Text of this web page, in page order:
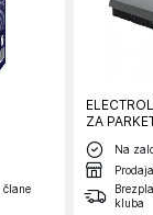
člane
ZA
Na
kluba